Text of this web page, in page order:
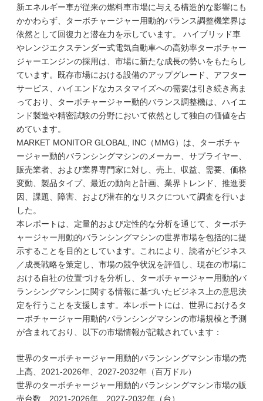
新エネルギー車が従来の燃料車市場に与える構造的な影響にも
かかわらず、ターボチャージャー用動的バランス調整機業界は
依然として回復力と潜在力を示しています。 ハイブリッド車
やレンジエクステンダー式電気自動車への高効率ターボチャー
ジャーエンジンの採用は、市場に新たな成長の勢いをもたらし
ています。既存市場における設備のアップグレード、アフター
サービス、ハイエンドなカスタマイズへの需要は引き続き高ま
っており、ターボチャージャー動的バランス調整機は、ハイエ
ンド製造や精密試験の分野において依然として独自の価値を占
めています。
MARKET MONITOR GLOBAL, INC（MMG）は、ターボチャ
ージャー動的バランシングマシンのメーカー、サプライヤー、
販売業者、および業界専門家に対し、売上、収益、需要、価格
変動、製品タイプ、最近の動向と計画、業界トレンド、推進要
因、課題、障害、および潜在的なリスクについて調査を行いま
した。
本レポートは、定量的および定性的な分析を通じて、ターボチ
ャージャー用動的バランシングマシンの世界市場を包括的に提
示することを目的としています。これにより、読者がビジネス
／成長戦略を策定し、市場の競争状況を評価し、現在の市場に
おける自社の位置づけを分析し、ターボチャージャー用動的バ
ランシングマシンに関する情報に基づいたビジネス上の意思決
定を行うことを支援します。本レポートには、世界におけるタ
ーボチャージャー用動的バランシングマシンの市場規模と予測
が含まれており、以下の市場情報が記載されています：
世界のターボチャージャー用動的バランシングマシン市場の売
上高、2021-2026年、2027-2032年（百万ドル）
世界のターボチャージャー用動的バランシングマシン市場の販
売台数、2021-2026年、2027-2032年（台）